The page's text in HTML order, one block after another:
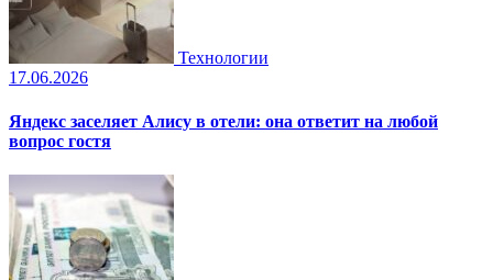
Технологии
17.06.2026
Яндекс заселяет Алису в отели: она ответит на любой
вопрос гостя